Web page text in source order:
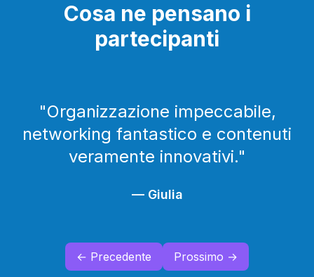
Cosa ne pensano i
partecipanti
"Organizzazione impeccabile,
networking fantastico e contenuti
veramente innovativi."
— Giulia
← Precedente Prossimo →